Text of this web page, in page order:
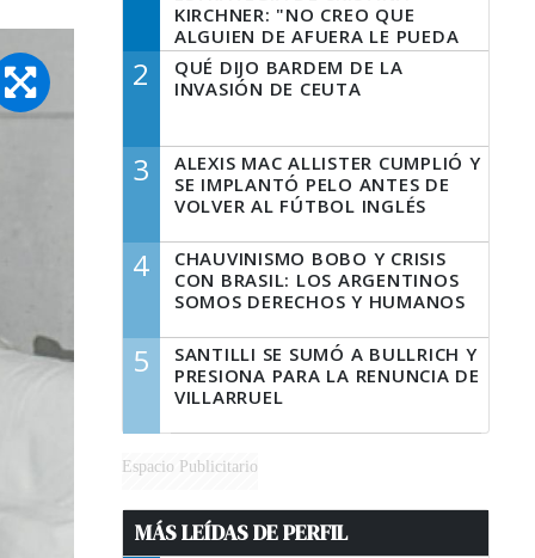
KIRCHNER: "NO CREO QUE
ALGUIEN DE AFUERA LE PUEDA
DECIR A LA JUSTICIA LO QUE
TIENE QUE HACER"
2
QUÉ DIJO BARDEM DE LA
INVASIÓN DE CEUTA
3
ALEXIS MAC ALLISTER CUMPLIÓ Y
SE IMPLANTÓ PELO ANTES DE
VOLVER AL FÚTBOL INGLÉS
4
CHAUVINISMO BOBO Y CRISIS
CON BRASIL: LOS ARGENTINOS
SOMOS DERECHOS Y HUMANOS
5
SANTILLI SE SUMÓ A BULLRICH Y
PRESIONA PARA LA RENUNCIA DE
VILLARRUEL
Espacio Publicitario
MÁS LEÍDAS DE PERFIL